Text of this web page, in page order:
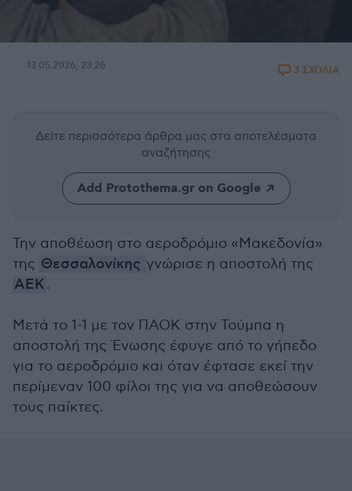
13.05.2026, 23:26 3 ΣΧΟΛΙΑ
Δείτε περισσότερα άρθρα μας στα αποτελέσματα
αναζήτησης
Add Protothema.gr on Google
Την αποθέωση στο αεροδρόμιο «Μακεδονία»
της Θεσσαλονίκης γνώρισε η αποστολή της
ΑΕΚ.
Μετά το 1-1 με τον ΠΑΟΚ στην Τούμπα η
αποστολή της Ένωσης έφυγε από το γήπεδο
για το αεροδρόμιο και όταν έφτασε εκεί την
περίμεναν 100 φίλοι της για να αποθεώσουν
τους παίκτες.